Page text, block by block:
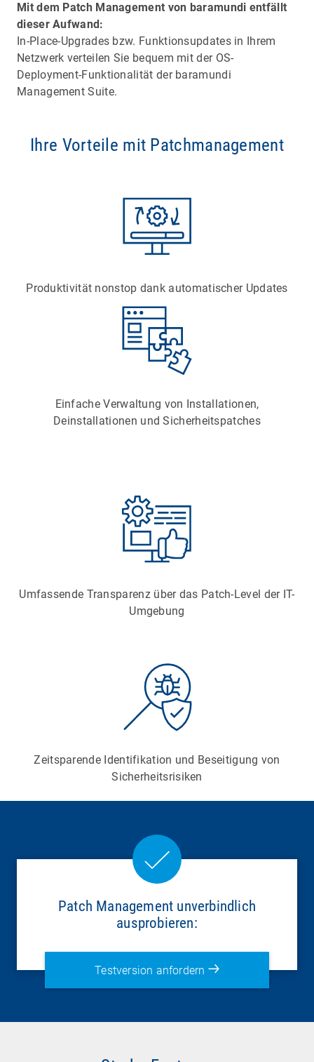
Mit dem Patch Management von baramundi entfällt
dieser Aufwand:
In-Place-Upgrades bzw. Funktionsupdates in Ihrem
Netzwerk verteilen Sie bequem mit der OS-
Deployment-Funktionalität der baramundi
Management Suite.
Ihre Vorteile mit Patchmanagement
Produktivität nonstop dank automatischer Updates
Einfache Verwaltung von Installationen,
Deinstallationen und Sicherheitspatches
Umfassende Transparenz über das Patch-Level der IT-
Umgebung
Zeitsparende Identifikation und Beseitigung von
Sicherheitsrisiken
Patch Management unverbindlich
ausprobieren:
Testversion anfordern